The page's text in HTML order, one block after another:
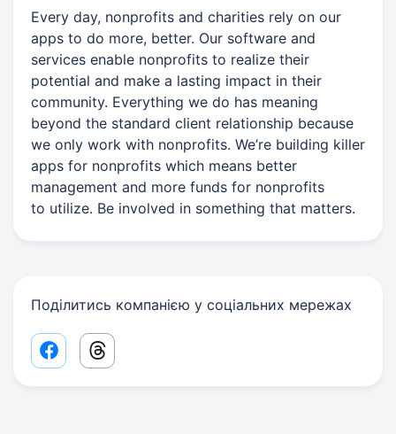
Every day, nonprofits and charities rely on our
apps to do more, better. Our software and
services enable nonprofits to realize their
potential and make a lasting impact in their
community. Everything we do has meaning
beyond the standard client relationship because
we only work with nonprofits. We’re building killer
apps for nonprofits which means better
management and more funds for nonprofits
to utilize. Be involved in something that matters.
Поділитись компанією у соціальних мережах
Facebook share link
Threads share link